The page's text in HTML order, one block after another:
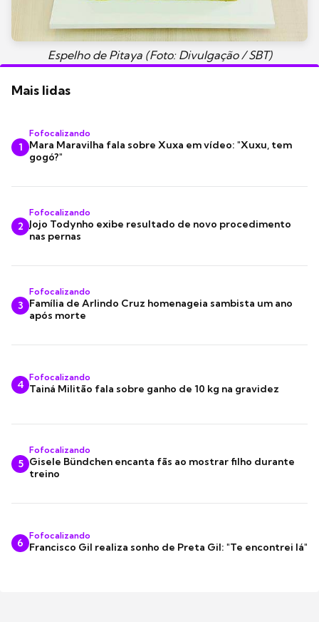
Espelho de Pitaya (Foto: Divulgação / SBT)
Mais lidas
1
Fofocalizando
Mara Maravilha fala sobre Xuxa em vídeo: "Xuxu, tem
gogó?"
2
Fofocalizando
Jojo Todynho exibe resultado de novo procedimento
nas pernas
3
Fofocalizando
Família de Arlindo Cruz homenageia sambista um ano
após morte
4
Fofocalizando
Tainá Militão fala sobre ganho de 10 kg na gravidez
5
Fofocalizando
Gisele Bündchen encanta fãs ao mostrar filho durante
treino
6
Fofocalizando
Francisco Gil realiza sonho de Preta Gil: "Te encontrei lá"